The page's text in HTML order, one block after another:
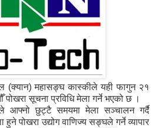
(क्यान) महासङ्घ कास्कीले यही फागुन २१
सूचना प्रविधि मेला गर्ने भएको छ ।
आफ्नो छुट्टै समयमा मेला सञ्चालन गर्दै
पोखरा उद्योग वाणिज्य सङ्घले गर्ने व्यापार